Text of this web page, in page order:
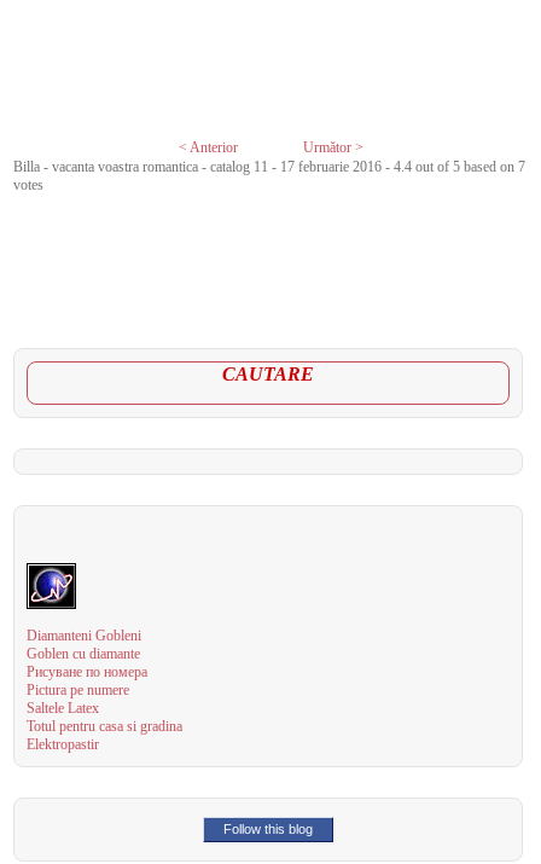
< Anterior
Următor >
Billa - vacanta voastra romantica - catalog 11 - 17 februarie 2016 -4.4 out of5 based on7
votes
CAUTARE
Diamanteni Gobleni
Goblen cu diamante
Рисуване по номера
Pictura pe numere
Saltele Latex
Totul pentru casa si gradina
Elektropastir
Follow this blog